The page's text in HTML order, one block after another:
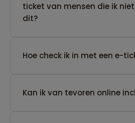
ticket van mensen die ik niet
dit?
Hoe check ik in met een e-
Kan ik van tevoren online